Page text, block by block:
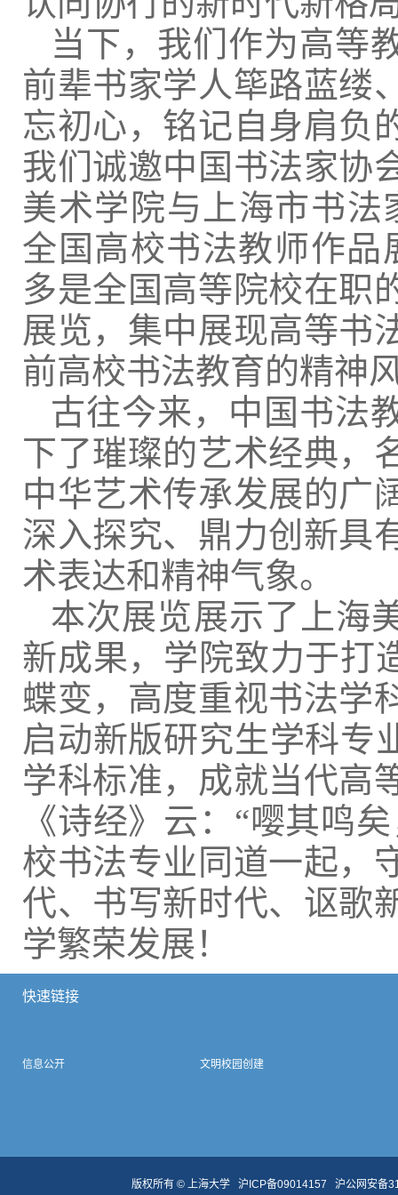
当下，我们作为高等
前辈书家学人筚路蓝缕
忘初心，铭记自身肩负
我们诚邀中国书法家协
美术学院与上海市书
全国高校书法教师作品
多是全国高等院校在职
展览，集中展现高等书
前高校书法教育的精神
古往今来，中国书法
下了璀璨的艺术经典，
中华艺术传承发展的广
深入探究、鼎力创新具
术表达和精神气象。
本次展览展示了上海
新成果，学院致力于打
蝶变，高度重视书法学
启动新版研究生学科专
学科标准，成就当代高
《诗经》云：“嘤其鸣
校书法专业同道一起，
代、书写新时代、讴歌
学繁荣发展！
快速链接
信息公开 文明校园创建
版权所有 © 上海大学 沪ICP备09014157
沪公网安备